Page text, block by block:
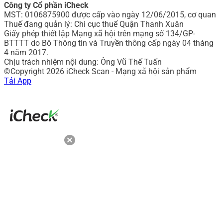
Công ty Cổ phần iCheck
MST: 0106875900 được cấp vào ngày 12/06/2015, cơ quan
Thuế đang quản lý: Chi cục thuế Quận Thanh Xuân
Giấy phép thiết lập Mạng xã hội trên mạng số 134/GP-
BTTTT do Bô Thông tin và Truyền thông cấp ngày 04 tháng
4 năm 2017.
Chịu trách nhiệm nội dung: Ông Vũ Thế Tuấn
©Copyright 2026 iCheck Scan - Mạng xã hội sản phẩm
Tải App